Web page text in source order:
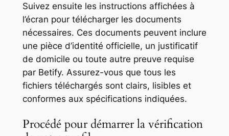
Suivez ensuite les instructions affichées à
l’écran pour télécharger les documents
nécessaires. Ces documents peuvent inclure
une pièce d’identité officielle, un justificatif
de domicile ou toute autre preuve requise
par Betify. Assurez-vous que tous les
fichiers téléchargés sont clairs, lisibles et
conformes aux spécifications indiquées.
Procédé pour démarrer la vérification